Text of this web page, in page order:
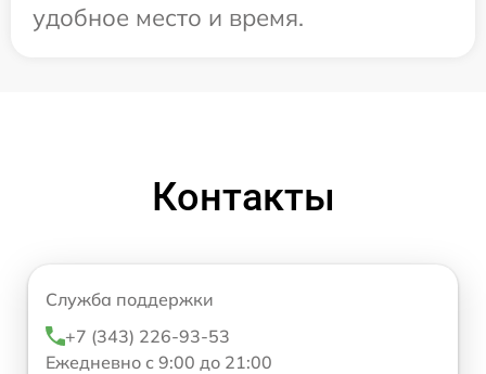
удобное место и время.
Контакты
Служба поддержки
+7 (343) 226-93-53
Ежедневно с 9:00 до 21:00